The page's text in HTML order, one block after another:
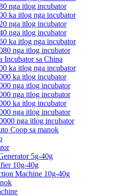
nga itlog incubator
ka itlog nga incubator
nga itlog incubator
nga itlog incubator
ka itlog nga incubator
nga itlog incubator
Incubator sa China
ka itlog nga incubator
ka itlog incubator
nga itlog incubator
nga itlog incubator
ka itlog incubator
nga itlog incubator
nga itlog incubator
Coop sa manok
5g-40g
10g-40g
Machine 10g-40g